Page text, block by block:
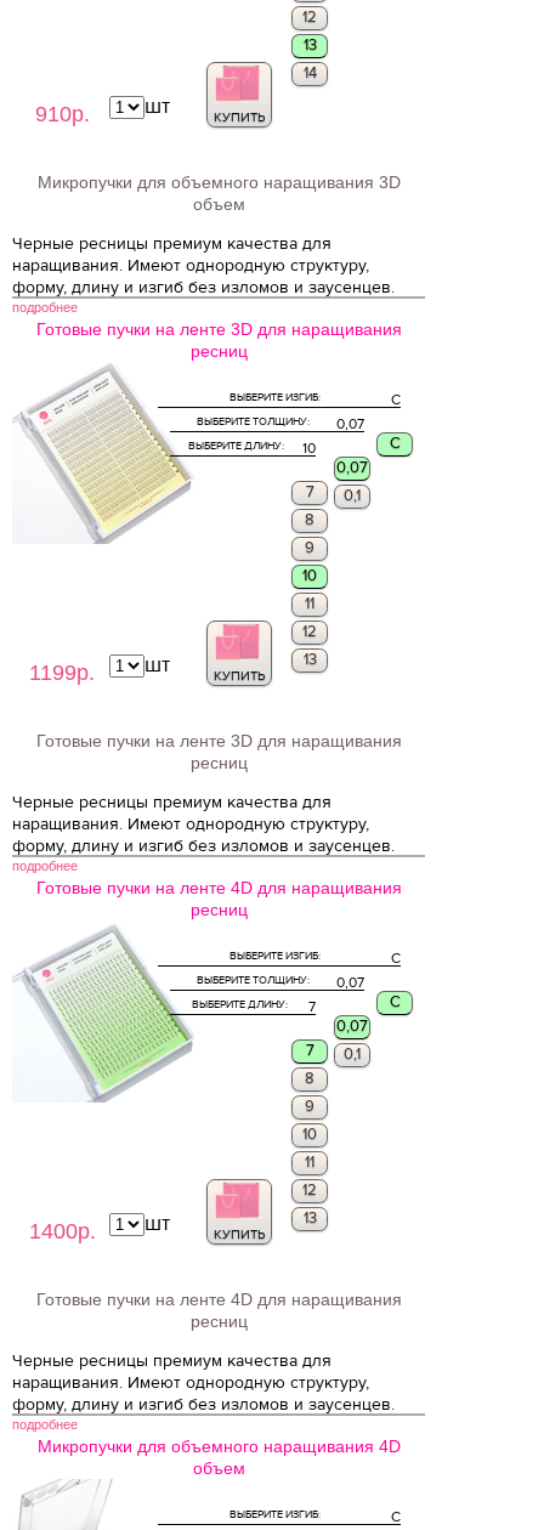
910р.
12
13
14
КУПИТЬ
шт
Микропучки для объемного наращивания 3D
объем
Черные ресницы премиум качества для
наращивания. Имеют однородную структуру,
форму, длину и изгиб без изломов и заусенцев.
подробнее
Готовые пучки на ленте 3D для наращивания
ресниц
1199р.
C
ВЫБЕРИТЕ ИЗГИБ:
0,07
ВЫБЕРИТЕ ТОЛЩИНУ:
10
ВЫБЕРИТЕ ДЛИНУ:
C
0,07
7
8
9
10
11
12
13
0,1
КУПИТЬ
шт
Готовые пучки на ленте 3D для наращивания
ресниц
Черные ресницы премиум качества для
наращивания. Имеют однородную структуру,
форму, длину и изгиб без изломов и заусенцев.
подробнее
Готовые пучки на ленте 4D для наращивания
ресниц
1400р.
C
ВЫБЕРИТЕ ИЗГИБ:
0,07
ВЫБЕРИТЕ ТОЛЩИНУ:
7
ВЫБЕРИТЕ ДЛИНУ:
C
0,07
7
8
9
10
11
12
13
0,1
КУПИТЬ
шт
Готовые пучки на ленте 4D для наращивания
ресниц
Черные ресницы премиум качества для
наращивания. Имеют однородную структуру,
форму, длину и изгиб без изломов и заусенцев.
подробнее
Микропучки для объемного наращивания 4D
объем
C
ВЫБЕРИТЕ ИЗГИБ: